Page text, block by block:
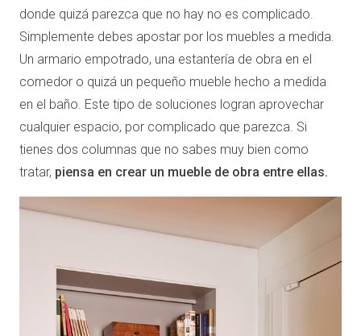
donde quizá parezca que no hay no es complicado.
Simplemente debes apostar por los muebles a medida.
Un armario empotrado, una estantería de obra en el
comedor o quizá un pequeño mueble hecho a medida
en el baño. Este tipo de soluciones logran aprovechar
cualquier espacio, por complicado que parezca. Si
tienes dos columnas que no sabes muy bien como
tratar, piensa en crear un mueble de obra entre ellas.